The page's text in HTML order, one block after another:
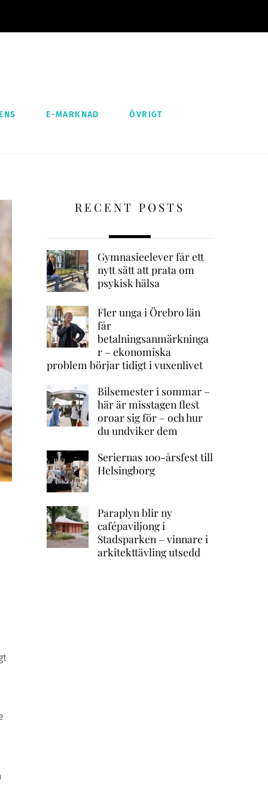
E-MARKNAD ÖVRIGT
RECENT POSTS
Gymnasieelever får ett
nytt sätt att prata om
psykisk hälsa
Fler unga i Örebro län
får
betalningsanmärkninga
r – ekonomiska
problem börjar tidigt i vuxenlivet
Bilsemester i sommar –
här är misstagen flest
oroar sig för – och hur
du undviker dem
Seriernas 100-årsfest till
Helsingborg
Paraplyn blir ny
cafépaviljong i
Stadsparken – vinnare i
arkitekttävling utsedd